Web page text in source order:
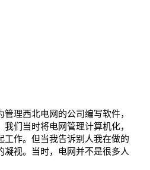
理西北电网的公司编写软件，
们当时将电网管理计算机化，
作。但当我告诉别人我在做的
视。当时，电网并不是很多人